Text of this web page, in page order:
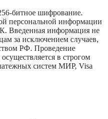
битное шифрование.
персональной информации
Введенная информация не
за исключением случаев,
РФ. Проведение
в строгом
систем МИР, Visa